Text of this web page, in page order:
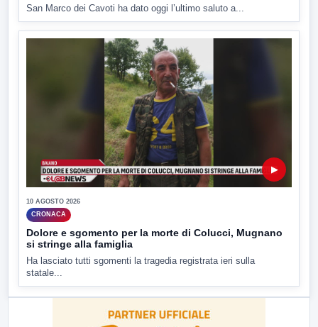
San Marco dei Cavoti ha dato oggi l’ultimo saluto a...
▶
10 AGOSTO 2026
CRONACA
Dolore e sgomento per la morte di Colucci, Mugnano
si stringe alla famiglia
Ha lasciato tutti sgomenti la tragedia registrata ieri sulla
statale...